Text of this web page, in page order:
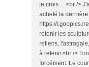
je crois ....<br />
acheté la
https://
retenir les
retiens,
à retenir.<br />
forcément. Le